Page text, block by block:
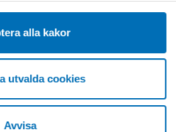
alla kakor
utvalda cookies
Avvisa
1 på sidan 9 behöver
felaktigt kan läsas som att